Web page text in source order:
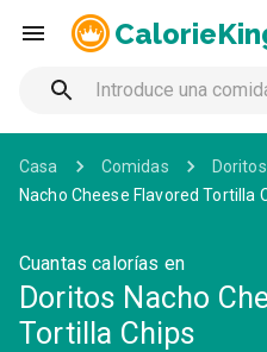
Casa Comidas Doritos
Nacho Cheese Flavored Tortilla
Cuantas calorías en
Doritos Nacho
Tortilla Chips